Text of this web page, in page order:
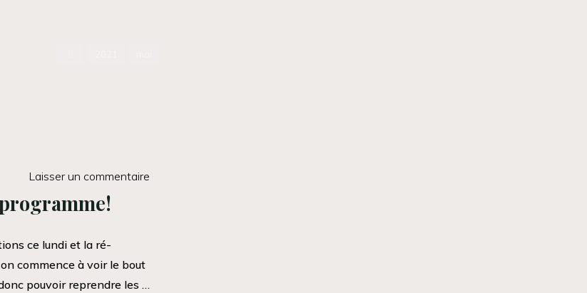
Laisser un commentaire
ce lundi et la ré-
commence à voir le bout
pouvoir reprendre les …